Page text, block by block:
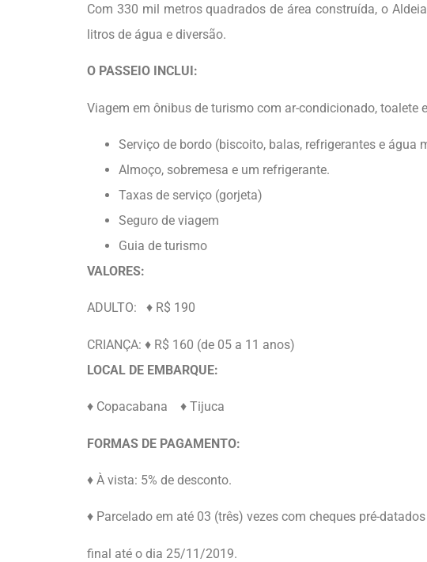
Com 330 mil metros quadrados de área construída, o
litros de água e diversão.
O PASSEIO INCLUI:
Viagem em ônibus de turismo com ar-condicionado, toalete
Serviço de bordo (biscoito, balas, refrigerantes e água
Almoço, sobremesa e um refrigerante.
Taxas de serviço (gorjeta)
Seguro de viagem
Guia de turismo
VALORES:
ADULTO: ♦ R$ 190
CRIANÇA: ♦ R$ 160 (de 05 a 11 anos)
LOCAL DE EMBARQUE:
♦ Copacabana ♦ Tijuca
FORMAS DE PAGAMENTO:
♦ À vista: 5% de desconto.
♦ Parcelado em até 03 (três) vezes com cheques pré-
final até o dia 25/11/2019.